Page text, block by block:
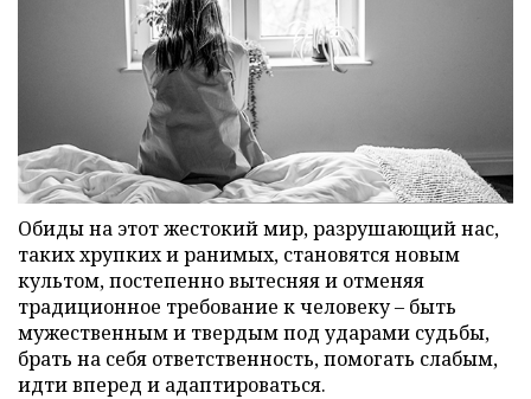
Обиды на этот жестокий мир, разрушающий нас,
таких хрупких и ранимых, становятся новым
культом, постепенно вытесняя и отменяя
традиционное требование к человеку – быть
мужественным и твердым под ударами судьбы,
брать на себя ответственность, помогать слабым,
идти вперед и адаптироваться.